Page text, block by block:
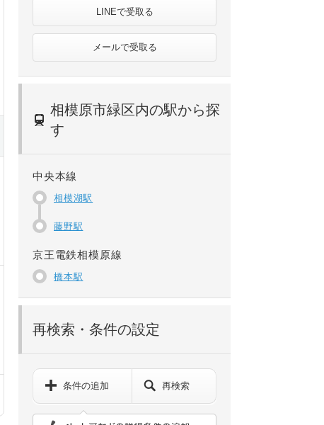
LINEで受取る
メールで受取る
相模原市緑区内の駅から探
す
中央本線
相模湖駅
藤野駅
京王電鉄相模原線
橋本駅
再検索・条件の設定
条件の追加 再検索